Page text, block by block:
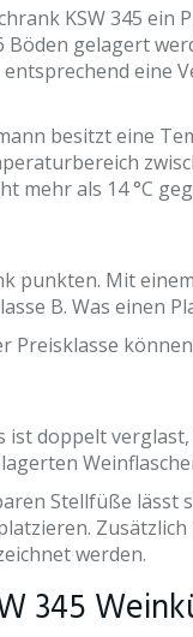
KSW 345 ein
gelagert
eine
besitzt eine
mehr als 14 °C
punkten. Mit
B. Was einen
Preisklasse
ist doppelt
Stellfüße lässt
werden.
345